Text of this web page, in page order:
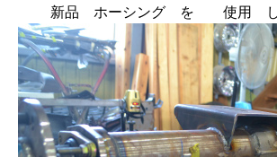
新品 ホーシング を 使用